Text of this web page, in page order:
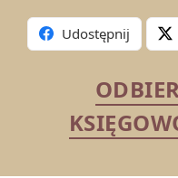
Udostępnij